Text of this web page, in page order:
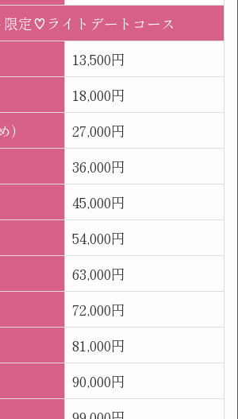
限定♡ライトデートコース
13,500円
18,000円
27,000円
36,000円
45,000円
54,000円
63,000円
72,000円
81,000円
90,000円